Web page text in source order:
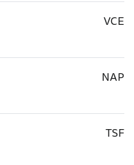
VCE
NAP
TSF